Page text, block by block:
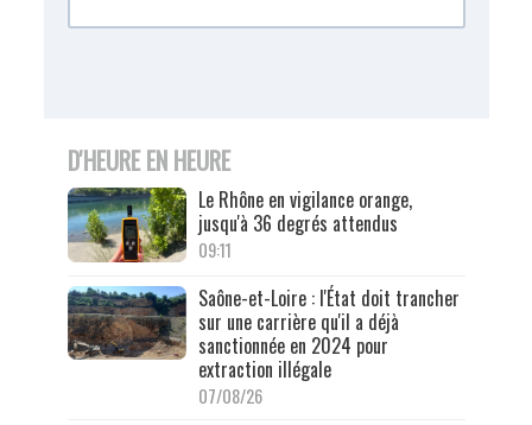
D'HEURE EN HEURE
Le Rhône en vigilance orange,
jusqu'à 36 degrés attendus
09:11
Saône-et-Loire : l'État doit trancher
sur une carrière qu'il a déjà
sanctionnée en 2024 pour
extraction illégale
07/08/26